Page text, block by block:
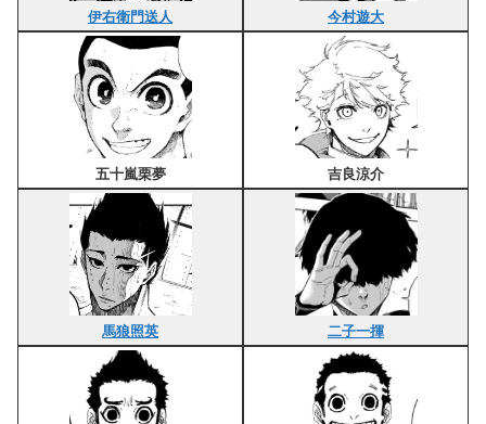
伊右衛門送人 今村遊大
五十嵐栗夢 吉良涼介
馬狼照英 二子一揮